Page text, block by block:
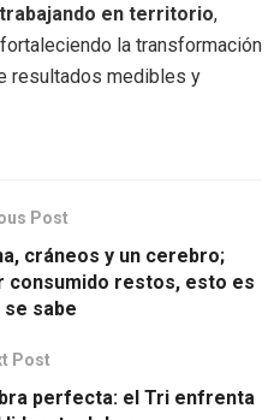
en territorio,
la transformación
resultados medibles y
Post
cráneos y un cerebro;
consumido restos, esto es
se sabe
Post
perfecta: el Tri enfrenta